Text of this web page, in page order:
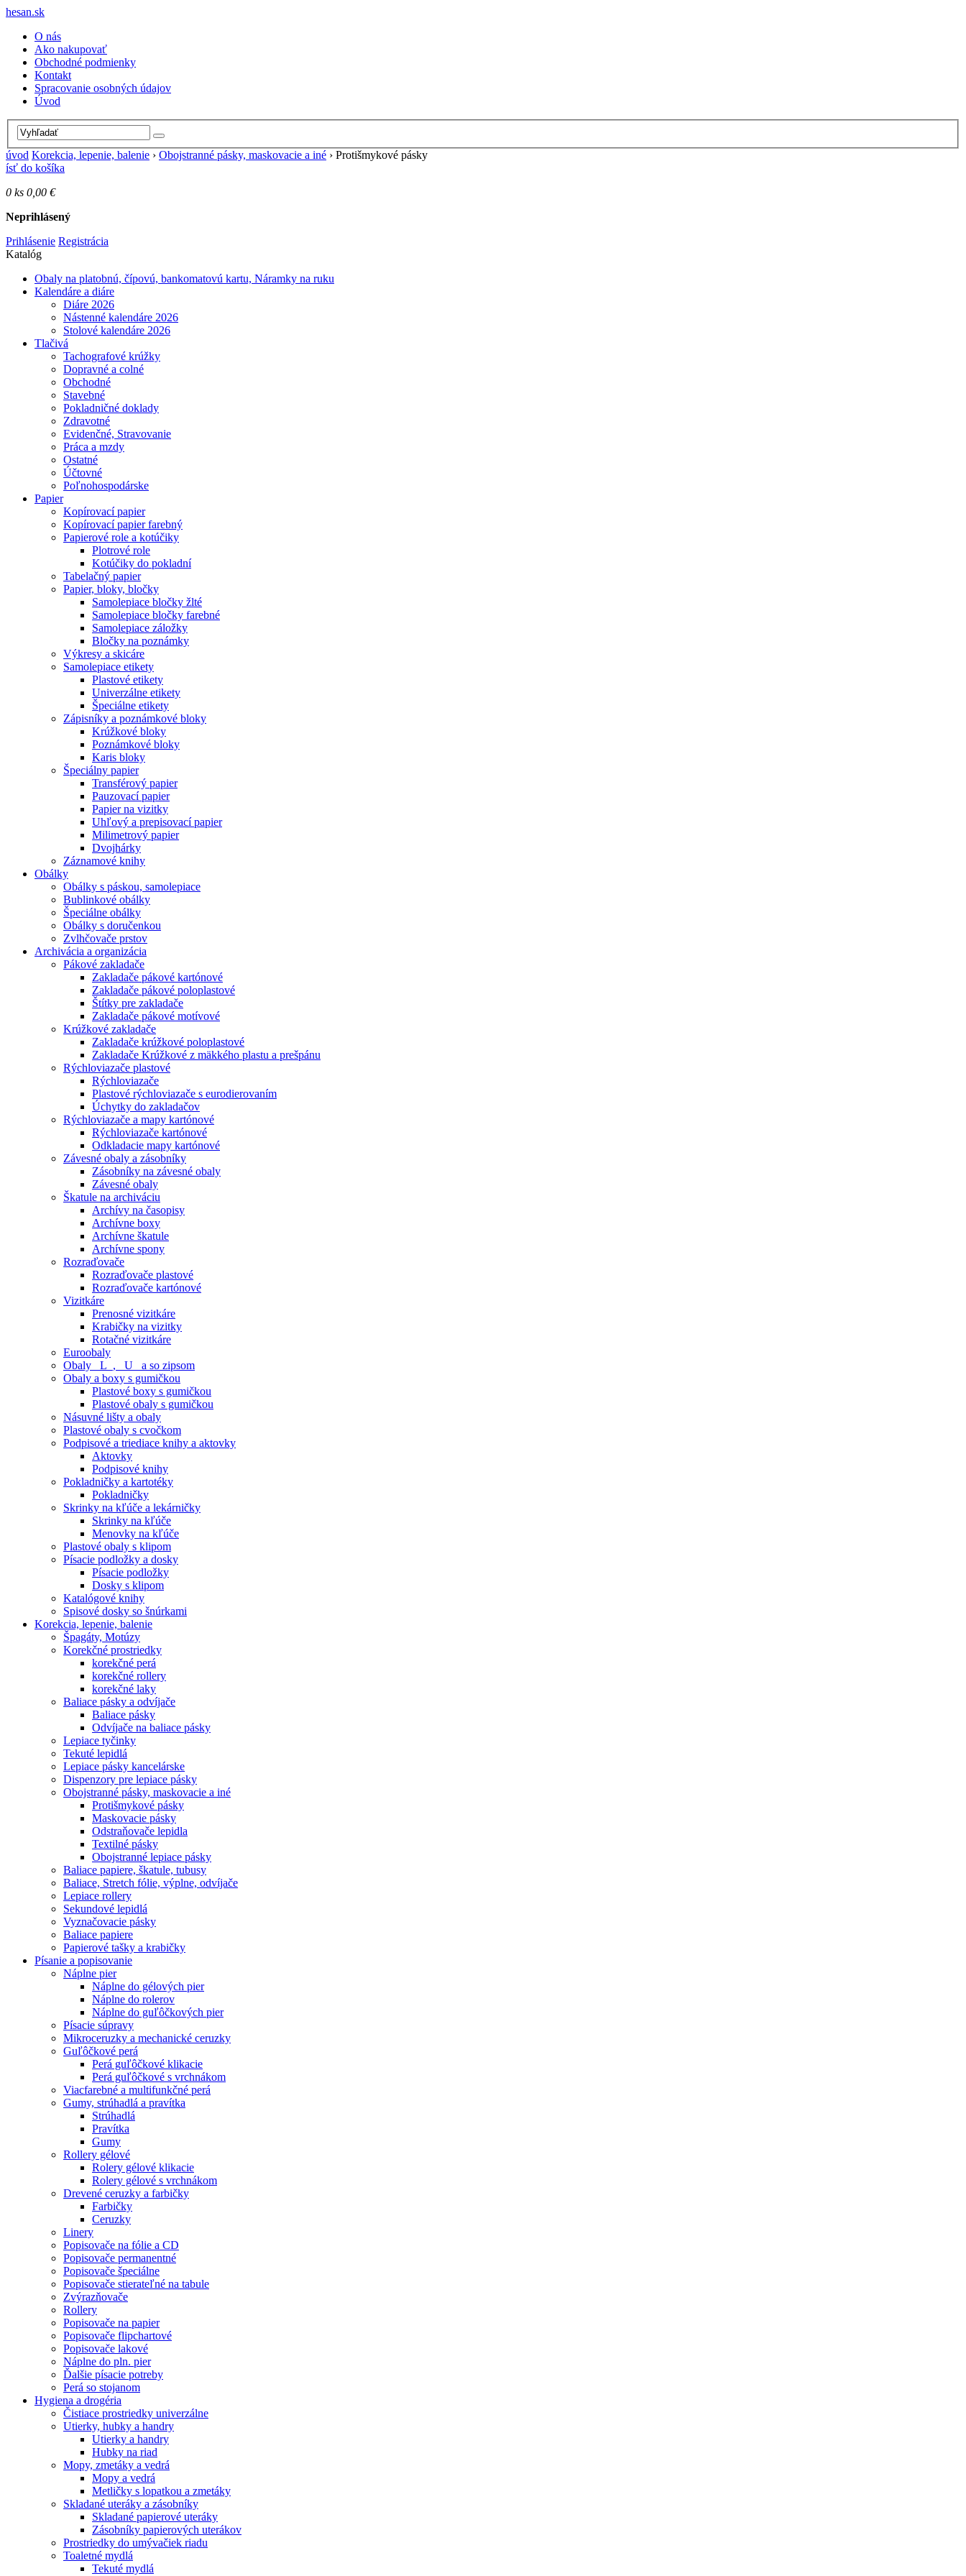
hesan.sk
O nás
Ako nakupovať
Obchodné podmienky
Kontakt
Spracovanie osobných údajov
Úvod
úvod Korekcia, lepenie, balenie › Obojstranné pásky, maskovacie a iné › Protišmykové pásky
ísť do košíka
0 ks 0,00 €
Neprihlásený
Prihlásenie Registrácia
Katalóg
Obaly na platobnú, čípovú, bankomatovú kartu, Náramky na ruku
Kalendáre a diáre
Diáre 2026
Nástenné kalendáre 2026
Stolové kalendáre 2026
Tlačivá
Tachografové krúžky
Dopravné a colné
Obchodné
Stavebné
Pokladničné doklady
Zdravotné
Evidenčné, Stravovanie
Práca a mzdy
Ostatné
Účtovné
Poľnohospodárske
Papier
Kopírovací papier
Kopírovací papier farebný
Papierové role a kotúčiky
Plotrové role
Kotúčiky do pokladní
Tabelačný papier
Papier, bloky, bločky
Samolepiace bločky žlté
Samolepiace bločky farebné
Samolepiace záložky
Bločky na poznámky
Výkresy a skicáre
Samolepiace etikety
Plastové etikety
Univerzálne etikety
Špeciálne etikety
Zápisníky a poznámkové bloky
Krúžkové bloky
Poznámkové bloky
Karis bloky
Špeciálny papier
Transférový papier
Pauzovací papier
Papier na vizitky
Uhľový a prepisovací papier
Milimetrový papier
Dvojhárky
Záznamové knihy
Obálky
Obálky s páskou, samolepiace
Bublinkové obálky
Špeciálne obálky
Obálky s doručenkou
Zvlhčovače prstov
Archivácia a organizácia
Pákové zakladače
Zakladače pákové kartónové
Zakladače pákové poloplastové
Štítky pre zakladače
Zakladače pákové motívové
Krúžkové zakladače
Zakladače krúžkové poloplastové
Zakladače Krúžkové z mäkkého plastu a prešpánu
Rýchloviazače plastové
Rýchloviazače
Plastové rýchloviazače s eurodierovaním
Úchytky do zakladačov
Rýchloviazače a mapy kartónové
Rýchloviazače kartónové
Odkladacie mapy kartónové
Závesné obaly a zásobníky
Zásobníky na závesné obaly
Závesné obaly
Škatule na archiváciu
Archívy na časopisy
Archívne boxy
Archívne škatule
Archívne spony
Rozraďovače
Rozraďovače plastové
Rozraďovače kartónové
Vizitkáre
Prenosné vizitkáre
Krabičky na vizitky
Rotačné vizitkáre
Euroobaly
Obaly _L_, _U_ a so zipsom
Obaly a boxy s gumičkou
Plastové boxy s gumičkou
Plastové obaly s gumičkou
Násuvné lišty a obaly
Plastové obaly s cvočkom
Podpisové a triediace knihy a aktovky
Aktovky
Podpisové knihy
Pokladničky a kartotéky
Pokladničky
Skrinky na kľúče a lekárničky
Skrinky na kľúče
Menovky na kľúče
Plastové obaly s klipom
Písacie podložky a dosky
Písacie podložky
Dosky s klipom
Katalógové knihy
Spisové dosky so šnúrkami
Korekcia, lepenie, balenie
Špagáty, Motúzy
Korekčné prostriedky
korekčné perá
korekčné rollery
korekčné laky
Baliace pásky a odvíjače
Baliace pásky
Odvíjače na baliace pásky
Lepiace tyčinky
Tekuté lepidlá
Lepiace pásky kancelárske
Dispenzory pre lepiace pásky
Obojstranné pásky, maskovacie a iné
Protišmykové pásky
Maskovacie pásky
Odstraňovače lepidla
Textilné pásky
Obojstranné lepiace pásky
Baliace papiere, škatule, tubusy
Baliace, Stretch fólie, výplne, odvíjače
Lepiace rollery
Sekundové lepidlá
Vyznačovacie pásky
Baliace papiere
Papierové tašky a krabičky
Písanie a popisovanie
Náplne pier
Náplne do gélových pier
Náplne do rolerov
Náplne do guľôčkových pier
Písacie súpravy
Mikroceruzky a mechanické ceruzky
Guľôčkové perá
Perá guľôčkové klikacie
Perá guľôčkové s vrchnákom
Viacfarebné a multifunkčné perá
Gumy, strúhadlá a pravítka
Strúhadlá
Pravítka
Gumy
Rollery gélové
Rolery gélové klikacie
Rolery gélové s vrchnákom
Drevené ceruzky a farbičky
Farbičky
Ceruzky
Linery
Popisovače na fólie a CD
Popisovače permanentné
Popisovače špeciálne
Popisovače stierateľné na tabule
Zvýrazňovače
Rollery
Popisovače na papier
Popisovače flipchartové
Popisovače lakové
Náplne do pln. pier
Ďalšie písacie potreby
Perá so stojanom
Hygiena a drogéria
Čistiace prostriedky univerzálne
Utierky, hubky a handry
Utierky a handry
Hubky na riad
Mopy, zmetáky a vedrá
Mopy a vedrá
Metličky s lopatkou a zmetáky
Skladané uteráky a zásobníky
Skladané papierové uteráky
Zásobníky papierových uterákov
Prostriedky do umývačiek riadu
Toaletné mydlá
Tekuté mydlá